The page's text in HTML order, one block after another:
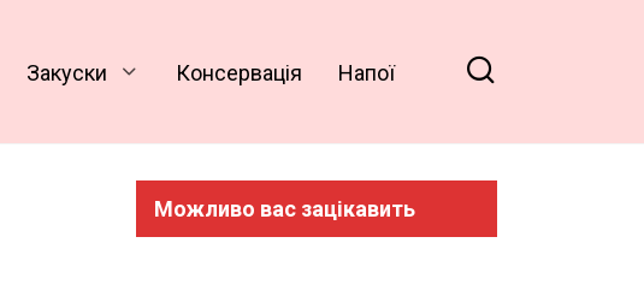
Закуски Консервація Напої
Можливо вас зацікавить